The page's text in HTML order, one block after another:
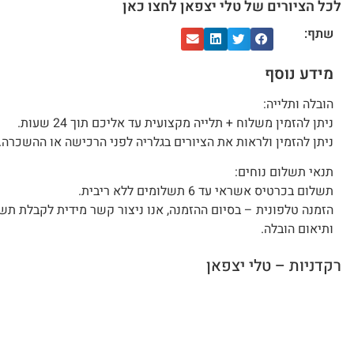
לכל הציורים של טלי יצפאן לחצו כאן
שתף:
מידע נוסף
הובלה ותלייה:
ניתן להזמין משלוח + תלייה מקצועית עד אליכם תוך 24 שעות.
ניתן להזמין ולראות את הציורים בגלריה לפני הרכישה או
תנאי תשלום נוחים:
תשלום בכרטיס אשראי עד 6 תשלומים ללא ריבית.
הזמנה טלפונית – בסיום ההזמנה, אנו ניצור קשר מידית לקבלת
ותיאום הובלה.
רקדניות – טלי יצפאן